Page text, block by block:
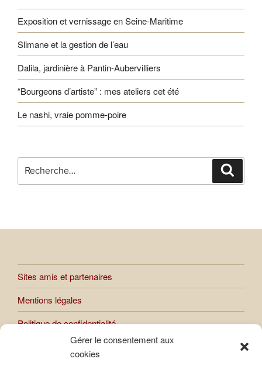
Gérer le consentement aux
cookies
Exposition et vernissage en Seine-Maritime
Slimane et la gestion de l’eau
Dalila, jardinière à Pantin-Aubervilliers
“Bourgeons d’artiste” : mes ateliers cet été
Le nashi, vraie pomme-poire
Recherche
pour
Sites amis et partenaires
Mentions légales
Politique de confidentialité